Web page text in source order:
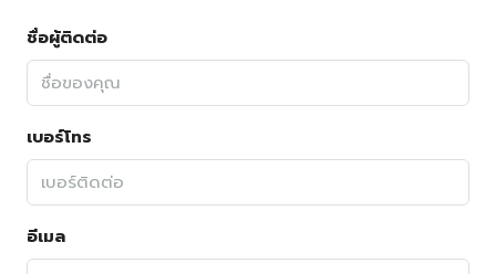
ชื่อผู้ติดต่อ
เบอร์โทร
อีเมล